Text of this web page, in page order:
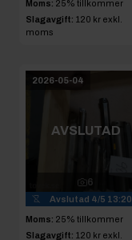
Moms: 25% tillkommer
Slagavgift: 120 kr exkl.
moms
2026-05-04
AVSLUTAD
6
Avslutad 4/5 13:20
Moms: 25% tillkommer
Slagavgift: 120 kr exkl.